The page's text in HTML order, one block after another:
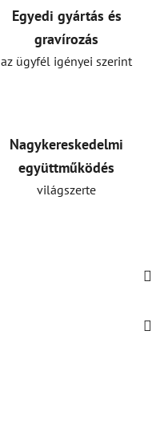
Egyedi gyártás és
gravírozás
az ügyfél igényei szerint
Nagykereskedelmi
együttműködés
világszerte